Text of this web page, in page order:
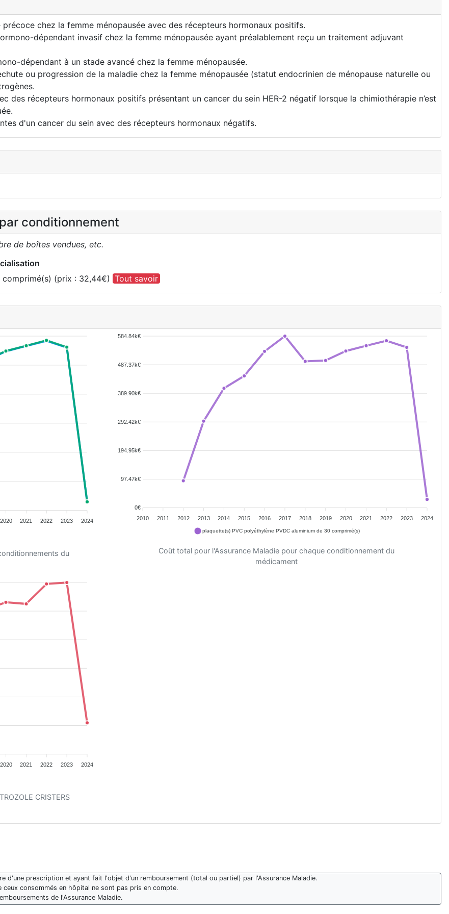
chez la femme ménopausée avec des récepteurs hormonaux positifs.
dépendant invasif chez la femme ménopausée ayant préalablement reçu un traitement adjuvant
dépendant à un stade avancé chez la femme ménopausée.
ou progression de la maladie chez la femme ménopausée (statut endocrinien de ménopause naturelle ou
des récepteurs hormonaux positifs présentant un cancer du sein HER-2 négatif lorsque la chimiothérapie n’est
d'un cancer du sein avec des récepteurs hormonaux négatifs.
conditionnement
de boîtes vendues, etc.
comprimé(s) (prix : 32,44€) Tout savoir
2020 2021 2022 2023 2024
du
584.84k€
487.37k€
389.90k€
292.42k€
194.95k€
97.47k€
0€
2010
2011 2012 2013 2014 2015 2016 2017 2018 2019 2020 2021 2022 2023 2024
plaquette(s) PVC polyéthylène PVDC aluminium de 30 comprimé(s)
Coût total pour l'Assurance Maladie pour chaque conditionnement du
médicament
2020 2021 2022 2023 2024
CRISTERS
d'une prescription et ayant fait l'objet d'un remboursement (total ou partiel) par l'Assurance Maladie.
consommés en hôpital ne sont pas pris en compte.
de l'Assurance Maladie.